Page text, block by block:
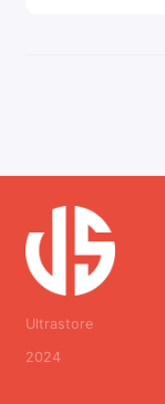
Ultrastore
2024